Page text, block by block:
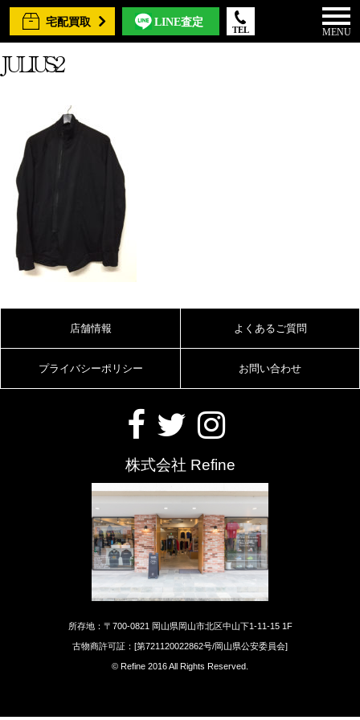
宅配買取 LINE査定
TEL MENU
JULIUS-2
店舗情報 よくあるご質問
プライバシーポリシー お問い合わせ
株式会社 Refine
所存地：〒700-0821 岡山県岡山市北区中山下1-11-15 1F
古物商許可証：[第721120022862号/岡山県公安委員会]
© Refine 2016 All Rights Reserved.